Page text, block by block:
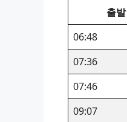
출발
06:48
07:36
07:46
09:07